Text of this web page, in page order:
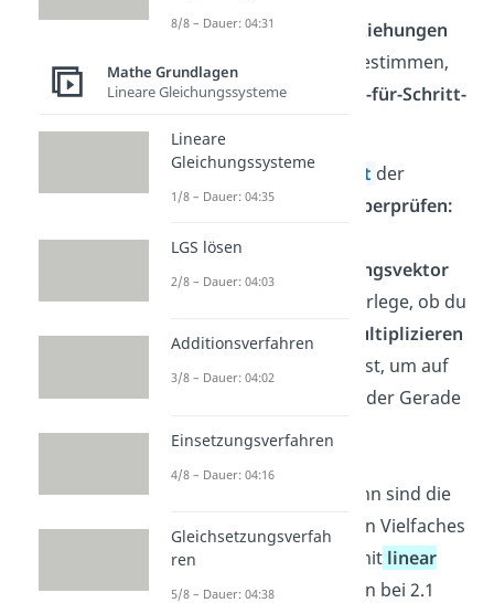
Möchtest du die
Lagebeziehungen
von Geraden im Raum
bestimmen,
dann folge dieser
Schritt-für-Schritt-
Lineare Abhängigkeit der
Richtungsvektoren
überprüfen:
Richtungsvektor
der Gerade g an. Überlege, ob du
ihn
mit einer Zahl multiplizieren
kannst, um auf
den Richtungsvektor der Gerade
h zu kommen.
→ Ist das der Fall, dann sind die
Richtungsvektoren ein Vielfaches
voneinander und somitlinear
abhängig. Rechne nun bei 2.1
8/8 – Dauer: 04:31
Mathe Grundlagen
Lineare Gleichungssysteme
Lineare
Gleichungssysteme
1/8 – Dauer: 04:35
LGS lösen
2/8 – Dauer: 04:03
Additionsverfahren
3/8 – Dauer: 04:02
Einsetzungsverfahren
4/8 – Dauer: 04:16
Gleichsetzungsverfah
ren
5/8 – Dauer: 04:38